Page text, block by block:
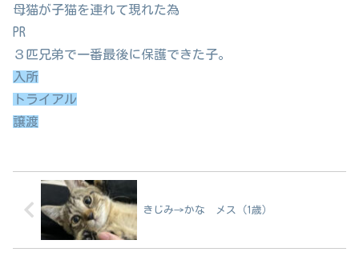
母猫が子猫を連れて現れた為
PR
３匹兄弟で一番最後に保護できた子。
入所
トライアル
譲渡
きじみ→かな メス（1歳）